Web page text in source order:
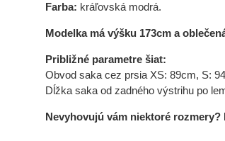
Farba: kráľovská modrá.
Modelka má výšku 173cm a
Približné parametre šiat:
Obvod saka cez prsia XS: 89cm, S:
Dĺžka saka od zadného výstrihu po
Nevyhovujú vám niektoré